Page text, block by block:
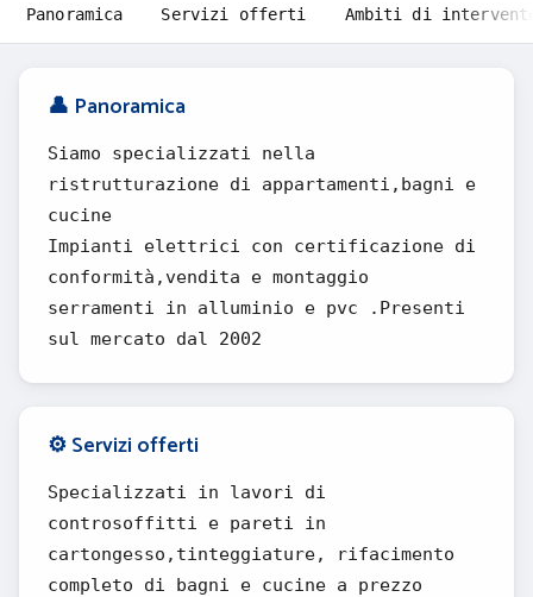
Panoramica Servizi offerti Ambiti di
👤 Panoramica
Siamo specializzati nella
ristrutturazione di appartamenti,bagni e
cucine
Impianti elettrici con certificazione di
conformità,vendita e montaggio
serramenti in alluminio e pvc .Presenti
sul mercato dal 2002
⚙️ Servizi offerti
Specializzati in lavori di
controsoffitti e pareti in
cartongesso,tinteggiature, rifacimento
completo di bagni e cucine a prezzo